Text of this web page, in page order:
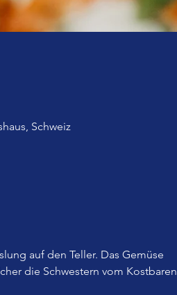
Schweiz
auf den Teller. Das Gemüse
die Schwestern vom Kostbaren